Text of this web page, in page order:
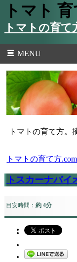
トマト
トマトの育て
MENU
トマトの育て方。
トマトの育て方.com
トスカーナバイ
目安時間： 約 4分